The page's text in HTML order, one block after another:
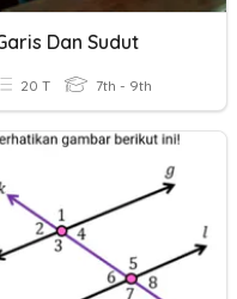
Dan Sudut
20 T 7th - 9th